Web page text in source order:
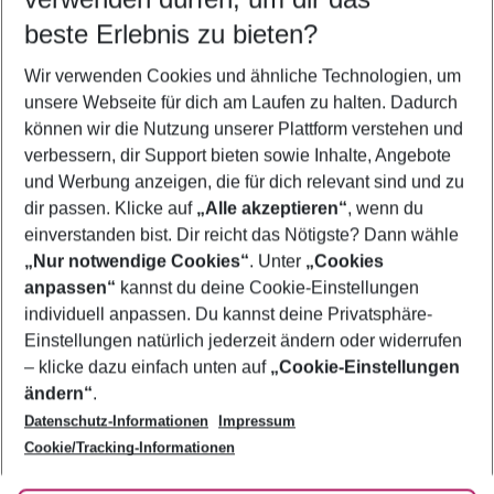
5-8 Nächte
2 Erwachsene Keine Kinder
Mehr Filter anzeigen
Footer
Footer navigation
Über uns
AGB
Bestpreisgarantie
Cookie-Einstellungen ändern
Cookie-Richtlinie
Agenturbetreuung
Barrierefreies Reisen
Folge uns
beste Erlebnis zu bieten?
Wir verwenden Cookies und ähnliche Technologien, um
unsere Webseite für dich am Laufen zu halten. Dadurch
können wir die Nutzung unserer Plattform verstehen und
verbessern, dir Support bieten sowie Inhalte, Angebote
und Werbung anzeigen, die für dich relevant sind und zu
dir passen. Klicke auf „Alle akzeptieren“, wenn du
einverstanden bist. Dir reicht das Nötigste? Dann wähle
„Nur notwendige Cookies“. Unter „Cookies
anpassen“ kannst du deine Cookie-Einstellungen
individuell anpassen. Du kannst deine Privatsphäre-
Einstellungen natürlich jederzeit ändern oder widerrufen
– klicke dazu einfach unten auf „Cookie-Einstellungen
ändern“.
Datenschutz-Informationen
Impressum
Cookie/Tracking-Informationen